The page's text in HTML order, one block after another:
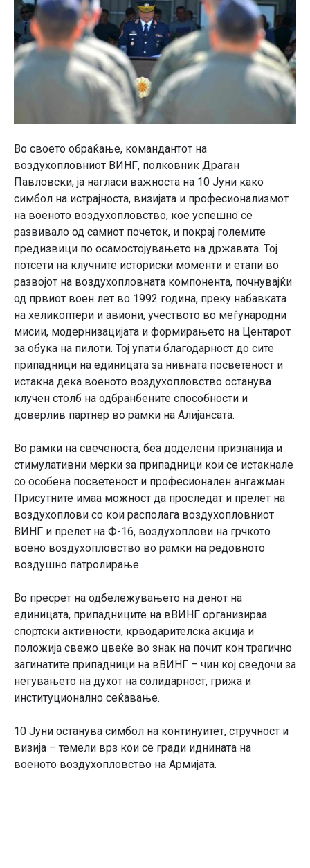
Во своето обраќање, командантот на
воздухопловниот ВИНГ, полковник Драган
Павловски, ја нагласи важноста на 10 Јуни како
симбол на истрајноста, визијата и професионализмот
на военото воздухопловство, кое успешно се
развивало од самиот почеток, и покрај големите
предизвици по осамостојувањето на државата. Тој
потсети на клучните историски моменти и етапи во
развојот на воздухопловната компонента, почнувајќи
од првиот воен лет во 1992 година, преку набавката
на хеликоптери и авиони, учеството во меѓународни
мисии, модернизацијата и формирањето на Центарот
за обука на пилоти. Тој упати благодарност до сите
припадници на единицата за нивната посветеност и
истакна дека военото воздухопловство останува
клучен столб на одбранбените способности и
доверлив партнер во рамки на Алијансата.
Во рамки на свеченоста, беа доделени признанија и
стимулативни мерки за припадници кои се истакнале
со особена посветеност и професионален ангажман.
Присутните имаа можност да проследат и прелет на
воздухоплови со кои располага воздухопловниот
ВИНГ и прелет на Ф-16, воздухоплови на грчкото
воено воздухопловство во рамки на редовното
воздушно патролирање.
Во пресрет на одбележувањето на денот на
единицата, припадниците на вВИНГ организираа
спортски активности, крводарителска акција и
положија свежо цвеќе во знак на почит кон трагично
загинатите припадници на вВИНГ – чин кој сведочи за
негувањето на духот на солидарност, грижа и
институционално сеќавање.
10 Јуни останува симбол на континуитет, стручност и
визија – темели врз кои се гради иднината на
военото воздухопловство на Армијата.